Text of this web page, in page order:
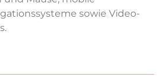
sowie Video-